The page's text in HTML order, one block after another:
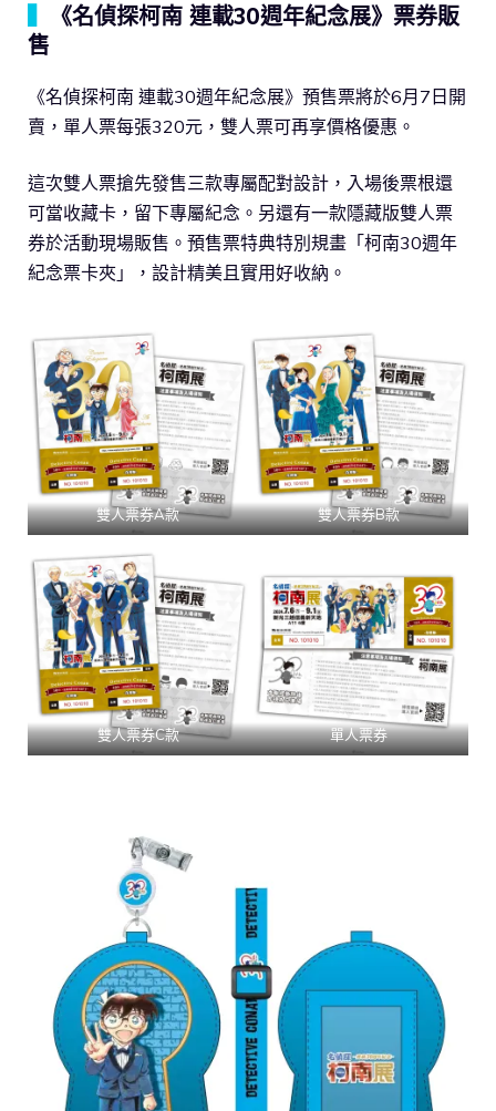
《名偵探柯南 連載30週年紀念展》票券販
售
《名偵探柯南 連載30週年紀念展》預售票將於6月7日開
賣，單人票每張320元，雙人票可再享價格優惠。
這次雙人票搶先發售三款專屬配對設計，入場後票根還
可當收藏卡，留下專屬紀念。另還有一款隱藏版雙人票
券於活動現場販售。預售票特典特別規畫「柯南30週年
紀念票卡夾」，設計精美且實用好收納。
雙人票券A款 雙人票券B款
雙人票券C款 單人票券